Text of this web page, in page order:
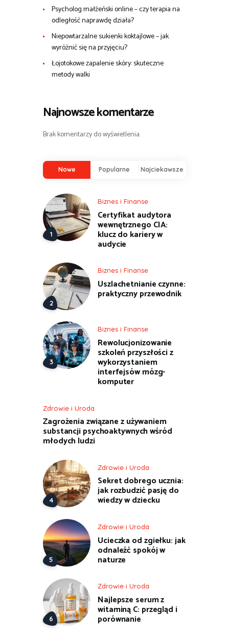
Psycholog małżeński online – czy terapia na
odległość naprawdę działa?
Niepowtarzalne sukienki koktajlowe – jak
wyróżnić się na przyjęciu?
Łojotokowe zapalenie skóry: skuteczne
metody walki
Najnowsze komentarze
Brak komentarzy do wyświetlenia.
Nowe Popularne Najciekawsze
Biznes i Finanse
Certyfikat audytora
wewnętrznego CIA:
klucz do kariery w
audycie
Biznes i Finanse
Uszlachetnianie czynne:
praktyczny przewodnik
Biznes i Finanse
Rewolucjonizowanie
szkoleń przyszłości z
wykorzystaniem
interfejsów mózg-
komputer
Zdrowie i Uroda
Zagrożenia związane z używaniem
substancji psychoaktywnych wśród
młodych ludzi
Zdrowie i Uroda
Sekret dobrego ucznia:
jak rozbudzić pasję do
wiedzy w dziecku
Zdrowie i Uroda
Ucieczka od zgiełku: jak
odnaleźć spokój w
naturze
Zdrowie i Uroda
Najlepsze serum z
witaminą C: przegląd i
porównanie